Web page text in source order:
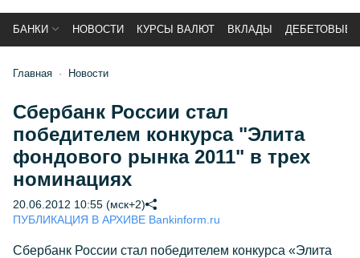
БАНКИ НОВОСТИ КУРСЫ ВАЛЮТ ВКЛАДЫ ДЕБЕТОВЫЕ
Главная Новости
Сбербанк России стал
победителем конкурса "Элита
фондового рынка 2011" в трех
номинациях
20.06.2012 10:55 (мск+2)
ПУБЛИКАЦИЯ В АРХИВЕ Bankinform.ru
Сбербанк России стал победителем конкурса «Элита